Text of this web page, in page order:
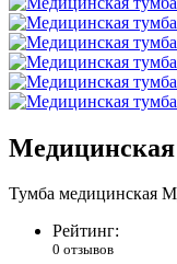
Тумба медицинская
Рейтинг:
0 отзывов